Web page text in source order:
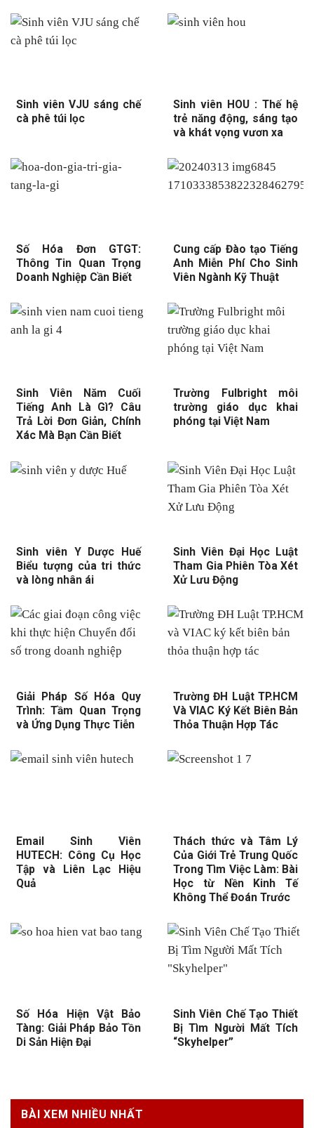
Sinh viên VJU sáng chế
cà phê túi lọc
Sinh viên HOU : Thế hệ
trẻ năng động, sáng tạo
và khát vọng vươn xa
Số Hóa Đơn GTGT:
Thông Tin Quan Trọng
Doanh Nghiệp Cần Biết
Cung cấp Đào tạo Tiếng
Anh Miễn Phí Cho Sinh
Viên Ngành Kỹ Thuật
Sinh Viên Năm Cuối
Tiếng Anh Là Gì? Câu
Trả Lời Đơn Giản, Chính
Xác Mà Bạn Cần Biết
Trường Fulbright môi
trường giáo dục khai
phóng tại Việt Nam
Sinh viên Y Dược Huế
Biểu tượng của tri thức
và lòng nhân ái
Sinh Viên Đại Học Luật
Tham Gia Phiên Tòa Xét
Xử Lưu Động
Giải Pháp Số Hóa Quy
Trình: Tầm Quan Trọng
và Ứng Dụng Thực Tiễn
Trường ĐH Luật TP.HCM
Và VIAC Ký Kết Biên Bản
Thỏa Thuận Hợp Tác
Email Sinh Viên
HUTECH: Công Cụ Học
Tập và Liên Lạc Hiệu
Quả
Thách thức và Tâm Lý
Của Giới Trẻ Trung Quốc
Trong Tìm Việc Làm: Bài
Học từ Nền Kinh Tế
Không Thể Đoán Trước
Số Hóa Hiện Vật Bảo
Tàng: Giải Pháp Bảo Tồn
Di Sản Hiện Đại
Sinh Viên Chế Tạo Thiết
Bị Tìm Người Mất Tích
“Skyhelper”
BÀI XEM NHIỀU NHẤT